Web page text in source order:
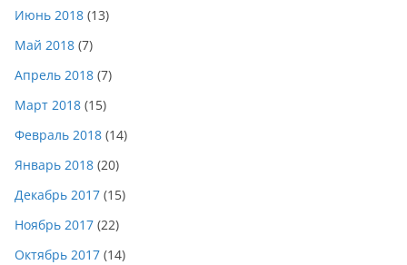
Июнь 2018 (13)
Май 2018 (7)
Апрель 2018 (7)
Март 2018 (15)
Февраль 2018 (14)
Январь 2018 (20)
Декабрь 2017 (15)
Ноябрь 2017 (22)
Октябрь 2017 (14)